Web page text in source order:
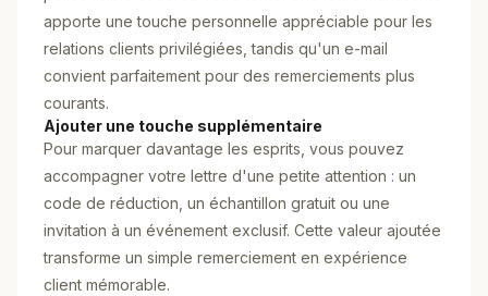
apporte une touche personnelle appréciable pour les
relations clients privilégiées, tandis qu'un e-mail
convient parfaitement pour des remerciements plus
courants.
Ajouter une touche supplémentaire
Pour marquer davantage les esprits, vous pouvez
accompagner votre lettre d'une petite attention : un
code de réduction, un échantillon gratuit ou une
invitation à un événement exclusif. Cette valeur ajoutée
transforme un simple remerciement en expérience
client mémorable.